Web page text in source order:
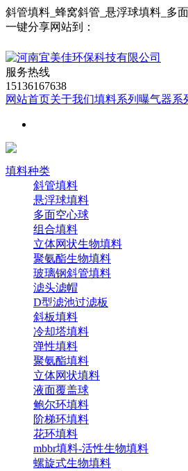
斜管填料_蜂窝斜管_悬浮球填料_多
一键分享网站到：
服务热线
15136167638
网站首页关于我们填料系列 曝气器系
填料种类
斜管填料
悬浮球填料
多面空心球
组合填料
立体网状生物填料
聚氨酯生物填料
玻璃钢斜管填料
滤头滤帽
D型滤池过滤板
斜板填料
冷却塔填料
弹性填料
聚氨酯填料
立体网状填料
液面覆盖球
鲍尔环填料
阶梯环填料
花环填料
mbbr填料-活性生物填料
螺旋式生物填料